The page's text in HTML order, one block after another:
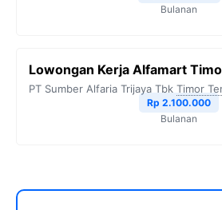
Bulanan
Lowongan Kerja Alfamart
PT Sumber Alfaria Trijaya Tbk Timor
Rp 2.100.000
Bulanan